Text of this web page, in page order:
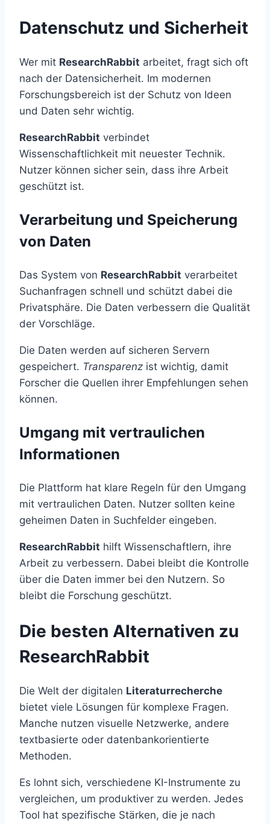
Datenschutz und Sicherheit
Wer mit ResearchRabbit arbeitet, fragt sich oft
nach der Datensicherheit. Im modernen
Forschungsbereich ist der Schutz von Ideen
und Daten sehr wichtig.
ResearchRabbit verbindet
Wissenschaftlichkeit mit neuester Technik.
Nutzer können sicher sein, dass ihre Arbeit
geschützt ist.
Verarbeitung und Speicherung
von Daten
Das System von ResearchRabbit verarbeitet
Suchanfragen schnell und schützt dabei die
Privatsphäre. Die Daten verbessern die Qualität
der Vorschläge.
Die Daten werden auf sicheren Servern
gespeichert. Transparenz ist wichtig, damit
Forscher die Quellen ihrer Empfehlungen sehen
können.
Umgang mit vertraulichen
Informationen
Die Plattform hat klare Regeln für den Umgang
mit vertraulichen Daten. Nutzer sollten keine
geheimen Daten in Suchfelder eingeben.
ResearchRabbit hilft Wissenschaftlern, ihre
Arbeit zu verbessern. Dabei bleibt die Kontrolle
über die Daten immer bei den Nutzern. So
bleibt die Forschung geschützt.
Die besten Alternativen zu
ResearchRabbit
Die Welt der digitalen Literaturrecherche
bietet viele Lösungen für komplexe Fragen.
Manche nutzen visuelle Netzwerke, andere
textbasierte oder datenbankorientierte
Methoden.
Es lohnt sich, verschiedene KI-Instrumente zu
vergleichen, um produktiver zu werden. Jedes
Tool hat spezifische Stärken, die je nach